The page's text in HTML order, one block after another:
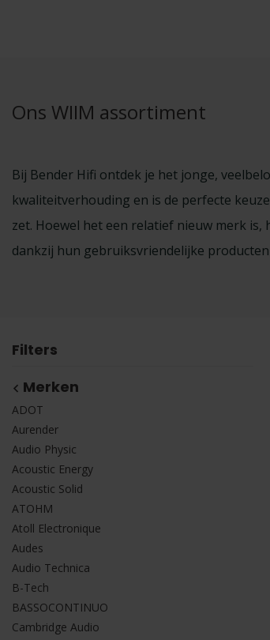
Ons WIIM assortiment
Bij Bender Hifi ontdek je het jonge,
kwaliteitverhouding en is de perfecte
zet. Hoewel het een relatief nieuw merk
dankzij hun gebruiksvriendelijke
Filters
Merken
ADOT
Aurender
Audio Physic
Acoustic Energy
Acoustic Solid
ATOHM
Atoll Electronique
Audes
Audio Technica
B-Tech
BASSOCONTINUO
Cambridge Audio